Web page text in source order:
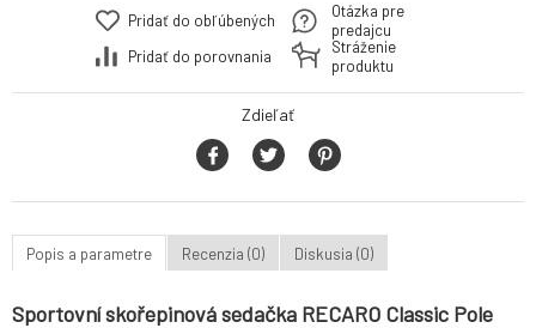
Pridať do obľúbených
Pridať do porovnania
Otázka pre
predajcu
Stráženie
produktu
Zdieľať
Popis a parametre Recenzia (0) Diskusia (0)
Sportovní skořepinová sedačka RECARO Classic Pole